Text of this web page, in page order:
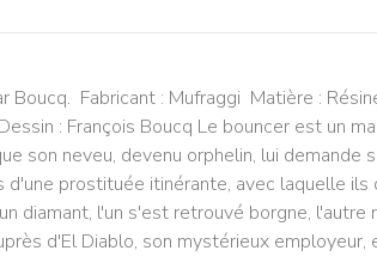
Boucq. Fabricant : Mufraggi Matière :
: François Boucq Le bouncer est un
son neveu, devenu orphelin, lui demande
prostituée itinérante, avec laquelle
diamant, l'un s'est retrouvé borgne,
d'El Diablo, son mystérieux